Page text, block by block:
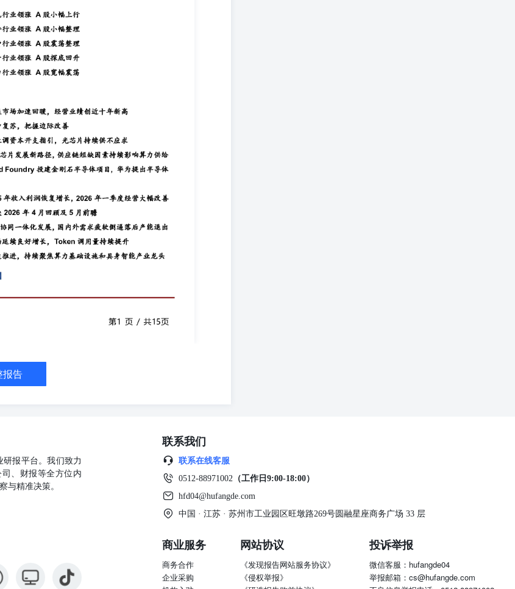
方面，优化财政支出结构是今年的重要着力点，后续政策重
价稳步回落，地缘风险对A股的冲击已明显降温。而美联储
入盈利驱动上行阶段、中长期向好趋势不变。AI大波段行情
性反转。预计上证指数维持震荡整理的可能性较大，密切关
设备、消费电子、元件以及有色金属等行业的投资机会。
50586990zhanggang@ccnew.com） 周一A股市
4093点附近遭遇阻力，随后股指震荡回落，盘中传媒、软件
及玻璃玻纤等行业表现较弱，沪指全天基本呈现小幅震荡整
倍、51.28倍，处于近三年中位数平均水平上方，适合中长
区域上方。5月制造业PMI为50.0%，较上月回落0.3个百分
度宽松的货币政策，政策重点从"压降融资成本"转向"巩固
经济企稳、人民币汇率保持基本稳定，政策发力时点可能后
策重心预计将更加向提振消费、投资于人、保障民生等领域
储政策不确定性若消退，市场焦点将重回国内盈利主线。
情结束的线索尚未出现。调整更多是行情内部的阶段性消
切关注宏观经济数据、海外流动性变化以及政策动向。短线
分析：电力消费行业领涨A股震荡整理2026-05-29 （张刚
场冲高遇阻、小幅震荡整理，早盘股指高开后震荡整理，盘中
酒、消费以及金融等行业表现较好；半导体、电子化学品、
的运行特征。当前上证综指与创业板指数的平均市盈率分别
增长0.05%，生产端保持平稳。4月出口同比上升14.10%，
分切换，核心科技主线地位依然稳固。预计上证指数维持
及政策动向。短线建议关注电力、消费、金融以及煤炭等行
综指与创业板指数的平均市盈率分别为16.77倍、51.78倍，
地位依然稳固。预计上证指数维持震荡整理的可能性较
议关注通信设备、半导体、消费电子以及玻璃玻纤等行业的
S0730511010001021-50586990zhanggang@ccnew.com）
中沪指在4153点附近遭遇阻力，随后股指震荡回落，盘中
人、IT服务以及石油石化等行业表现较弱，沪指全天基本呈
分别为16.97倍、52.15倍，处于近三年中位数平均水平上
均成交量中位数区域上方。4月份，规模以上工业增加值同比
出口链条和制造业的盈利预期，同时也为后续科技产业链的
维持震荡整理的可能性较大，密切关注宏观经济数据、海外
食品饮料等行业的投资机会。 【行业公司】 行业专题研
报告
研报平台。我们致力
、财报等全方位内
与精准决策。
联系我们
联系在线客服
0512-88971002 （工作日9:00-18:00）
hfd04@hufangde.com
中国 · 江苏 · 苏州市工业园区旺墩路269号圆融星座商务广场 33 层
商业服务
商务合作
企业采购
网站协议
《发现报告网站服务协议》
《侵权举报》
投诉举报
微信客服：hufangde04
举报邮箱：cs@hufangde.com